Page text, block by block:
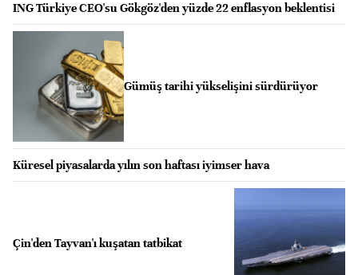
ING Türkiye CEO'su Gökgöz'den yüzde 22 enflasyon beklentisi
Gümüş tarihi yükselişini sürdürüyor
Küresel piyasalarda yılın son haftası iyimser hava
Çin'den Tayvan'ı kuşatan tatbikat